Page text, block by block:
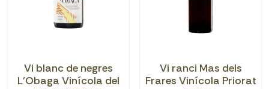
Vi blanc de negres
L'Obaga Vinícola del
Vi ranci Mas dels
Frares Vinícola Priorat